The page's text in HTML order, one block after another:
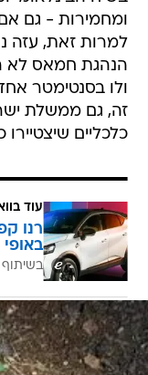
ומחמירות - גם
למרות זאת, עזה
הנהגת חמאס לא
ולו בסנטימטר
זה, גם ממשלת
כלכליים
עוד
רנו
באופי
בשיתוף